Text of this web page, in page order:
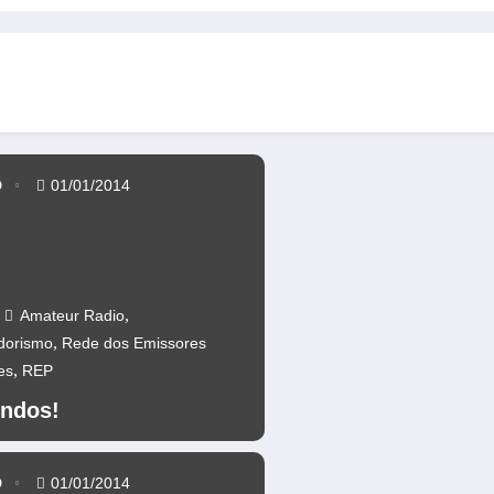
anos da Ponte 25 abril – CR60A
Amateur Radio,
, Rede dos Emissores
, REP
01/01/2014
01/01/2014